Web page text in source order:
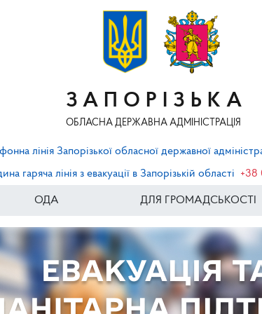
ЗАПОРІЗЬКА
ОБЛАСНА ДЕРЖАВНА АДМІНІСТРАЦІЯ
лінія Запорізької обласної державної
гаряча лінія з евакуації в Запорізькій області
+38
ОДА ДЛЯ ГРОМАДСЬКОСТІ